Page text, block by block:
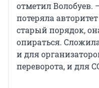
отметил
потеряла
старый порядок,
опираться.
и для
переворота, и для